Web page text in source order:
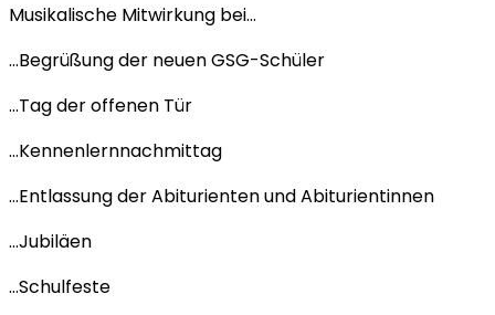
Musikalische Mitwirkung bei…
…Begrüßung der neuen GSG-Schüler
…Tag der offenen Tür
…Kennenlernnachmittag
…Entlassung der Abiturienten und Abiturientinnen
…Jubiläen
…Schulfeste